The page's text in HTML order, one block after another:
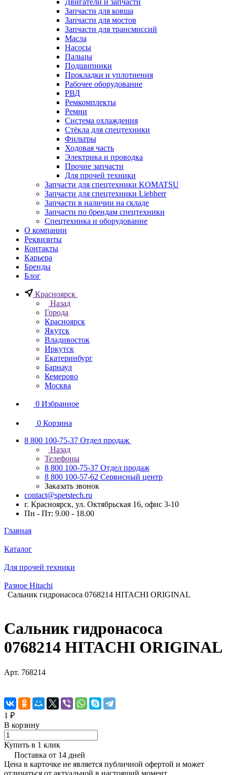
Двигатели и запчасти
Запчасти для ковша
Запчасти для мостов
Запчасти для трансмиссий
Масла
Насосы
Пальцы
Подшипники
Прокладки и уплотнения
Рабочее оборудование
РВД
Ремкомплекты
Ремни
Система охлаждения
Стёкла для спецтехники
Фильтры
Ходовая часть
Электрика и проводка
Прочие запчасти
Для прочей техники
Запчасти для спецтехники KOMATSU
Запчасти для спецтехники Liebherr
Запчасти в наличии на складе
Запчасти по брендам спецтехники
Спецтехника и оборудование
О компании
Реквизиты
Контакты
Карьера
Бренды
Блог
Красноярск
Назад
Города
Красноярск
Якутск
Владивосток
Иркутск
Екатеринбург
Барнаул
Кемерово
Москва
0 Избранное
0 Корзина
8 800 100-75-37 Отдел продаж
Назад
Телефоны
8 800 100-75-37 Отдел продаж
8 800 100-57-62 Сервисный центр
Заказать звонок
contact@spetstech.ru
г. Красноярск, ул. Октябрьская 16, офис 3-10
Пн - Пт: 9.00 - 18.00
Главная
Каталог
Для прочей техники
Разное Hitachi
Сальник гидронасоса 0768214 HITACHI ORIGINAL
Сальник гидронасоса
0768214 HITACHI ORIGINAL
Арт. 768214
1 ₽
В корзину
Купить в 1 клик
Поставка от 14 дней
Цена в карточке не является публичной офертой и может
отличаться от актуальной в настоящий момент